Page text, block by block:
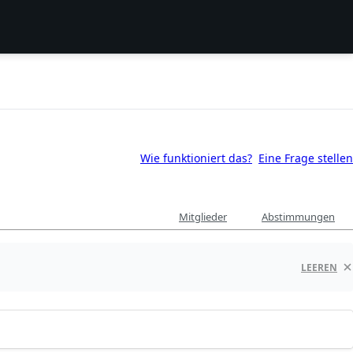
Wie funktioniert das? Eine Frage stellen
Mitglieder Abstimmungen
LEEREN